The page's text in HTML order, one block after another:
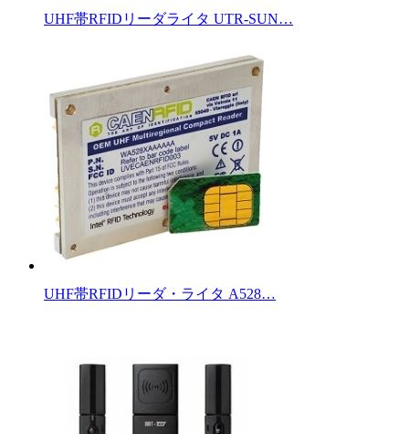
UHF帯RFIDリーダライタ UTR-SUN…
UHF帯RFIDリーダ・ライタ A528…